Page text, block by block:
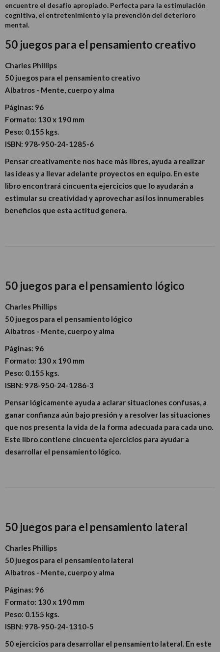
encuentre el desafío apropiado. Perfecta para la estimulación
cognitiva, el entretenimiento y la prevención del deterioro
mental.
50 juegos para el pensamiento creativo
Charles Phillips
50 juegos para el pensamiento creativo
Albatros - Mente, cuerpo y alma
Páginas: 96
Formato: 130 x 190 mm
Peso: 0.155 kgs.
ISBN: 978-950-24-1285-6
Pensar creativamente nos hace más libres, ayuda a realizar
las ideas y a llevar adelante proyectos en equipo. En este
libro encontrará cincuenta ejercicios que lo ayudarán a
estimular su creatividad y aprovechar así los innumerables
beneficios que esta actitud genera.
50 juegos para el pensamiento lógico
Charles Phillips
50 juegos para el pensamiento lógico
Albatros - Mente, cuerpo y alma
Páginas: 96
Formato: 130 x 190 mm
Peso: 0.155 kgs.
ISBN: 978-950-24-1286-3
Pensar lógicamente ayuda a aclarar situaciones confusas, a
ganar confianza aún bajo presión y a resolver las situaciones
que nos presenta la vida de la forma adecuada para cada uno.
Este libro contiene cincuenta ejercicios para ayudar a
desarrollar el pensamiento lógico.
50 juegos para el pensamiento lateral
Charles Phillips
50 juegos para el pensamiento lateral
Albatros - Mente, cuerpo y alma
Páginas: 96
Formato: 130 x 190 mm
Peso: 0.155 kgs.
ISBN: 978-950-24-1310-5
50 ejercicios para desarrollar el pensamiento lateral. En este